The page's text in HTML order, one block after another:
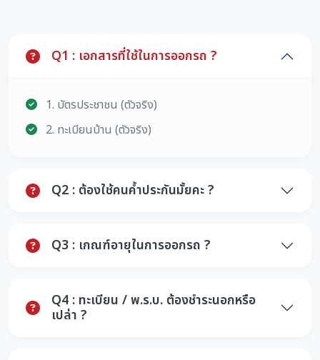
Q1 : เอกสารที่ใช้ในการออกรถ ?
1. บัตรประชาชน (ตัวจริง)
2. ทะเบียนบ้าน (ตัวจริง)
Q2 : ต้องใช้คนค้ำประกันมั้ยคะ ?
Q3 : เกณฑ์อายุในการออกรถ ?
Q4 : ทะเบียน / พ.ร.บ. ต้องชำระนอกหรือ
เปล่า ?